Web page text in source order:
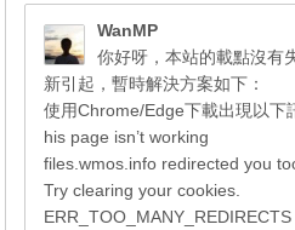
WanMP
你好呀，本站的載點沒有
新引起，暫時解決方案如下：
使用Chrome/Edge下載出現以下
his page isn’t working
files.wmos.info redirected you
Try clearing your cookies.
ERR_TOO_MANY_REDIRECTS